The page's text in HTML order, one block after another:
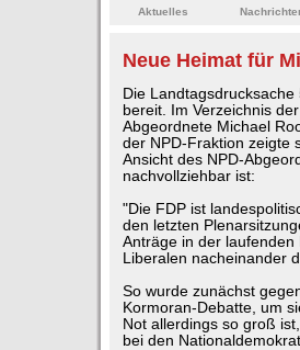
Aktuelles
Neue Heimat für
Die
bereit. Im Verzeichnis
Abgeordnete Michael
der NPD-Fraktion zeigte
Ansicht des NPD-
nachvollziehbar ist:
"Die FDP ist
den letzten
Anträge in der
Liberalen nacheinander
So wurde zunächst
Kormoran-Debatte, um
Not allerdings so groß
bei den